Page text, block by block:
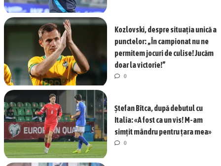
Kozlovski, despre situația unică a
punctelor: „În campionat nu ne
permitem jocuri de culise! Jucăm
doar la victorie!”
0
Ștefan Bîtca, după debutul cu
Italia: «A fost ca un vis! M-am
simțit mândru pentru țara mea»
0